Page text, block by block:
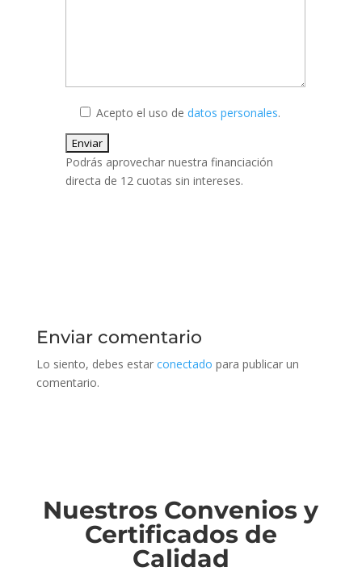
Acepto el uso de datos personales.
Podrás aprovechar nuestra financiación
directa de 12 cuotas sin intereses.
Enviar comentario
Lo siento, debes estar conectado para publicar un
comentario.
Nuestros Convenios y
Certificados de
Calidad